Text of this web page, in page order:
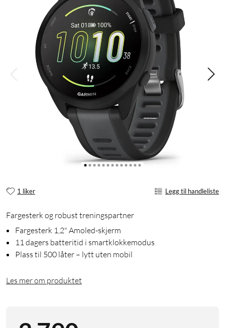
1 liker Legg til handleliste
Fargesterk og robust treningspartner
Fargesterk 1,2" Amoled-skjerm
11 dagers batteritid i smartklokkemodus
Plass til 500 låter – lytt uten mobil
Les mer om produktet